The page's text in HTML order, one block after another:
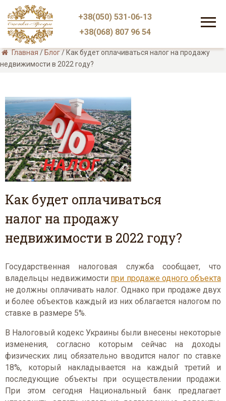
+38(050) 531-06-13
+38(068) 807 96 54
Главная / Блог / Как будет оплачиваться налог на продажу
недвижимости в 2022 году?
Как будет оплачиваться
налог на продажу
недвижимости в 2022 году?
Государственная налоговая служба сообщает, что
владельцы недвижимости при продаже одного объекта
не должны оплачивать налог. Однако при продаже двух
и более объектов каждый из них облагается налогом по
ставке в размере 5%.
В Налоговый кодекс Украины были внесены некоторые
изменения, согласно которым сейчас на доходы
физических лиц обязательно вводится налог по ставке
18%, который накладывается на каждый третий и
последующие объекты при осуществлении продажи.
При этом сегодня Национальный банк предлагает